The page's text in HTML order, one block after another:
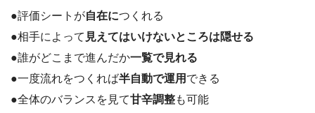
●評価シートが自在につくれる
●相手によって 見えてはいけないところは隠せる
●誰がどこまで進んだか一覧で見れる
●一度流れをつくれば半自動で運用 できる
●全体のバランスを見て甘辛調整も可能